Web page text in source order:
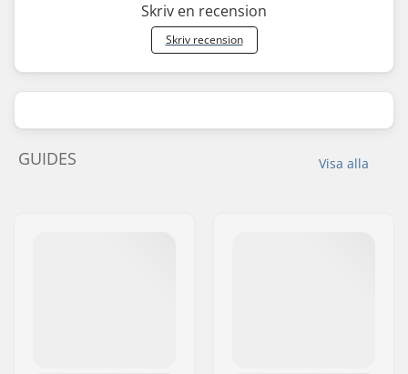
Skriv en recension
Skriv recension
Visa alla
GUIDES